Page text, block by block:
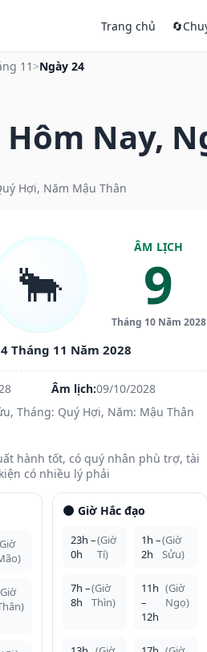
Trang chủ 🔄
11 >Ngày 24
Nay,
Hợi, Năm Mậu Thân
🐂
ÂM LỊCH
9
Tháng 10 Năm 2028
Tháng 11 Năm 2028
Âm lịch:09/10/2028
Tháng: Quý Hợi, Năm: Mậu Thân
hành tốt, có quý nhân phù trợ, tài
có nhiều lý phải
🌑 Giờ Hắc đạo
23h –
0h
(Giờ
Tí)
1h –
2h
(Giờ
Sửu)
7h –
8h
(Giờ
Thìn)
11h
–
12h
(Giờ
Ngọ)